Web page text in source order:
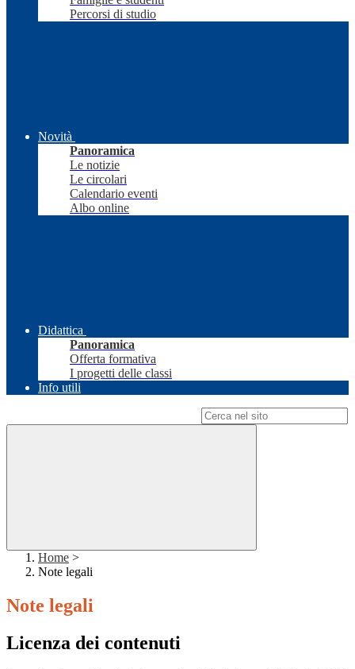
Percorsi di studio
Novità
Panoramica
Le notizie
Le circolari
Calendario eventi
Albo online
Didattica
Panoramica
Offerta formativa
I progetti delle classi
Info utili
Home >
Note legali
Note legali
Licenza dei contenuti